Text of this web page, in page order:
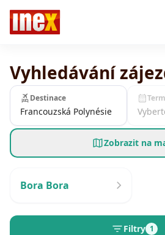
Vyhledávání
Destinace
Francouzská Polynésie
Zobrazit na
Bora Bora
Filtry 1